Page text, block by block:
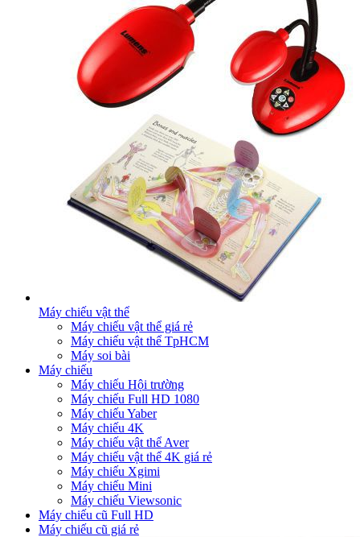
Máy chiếu vật thể
Máy chiếu vật thể giá rẻ
Máy chiếu vật thể TpHCM
Máy soi bài
Máy chiếu
Máy chiếu Hội trường
Máy chiếu Full HD 1080
Máy chiếu Yaber
Máy chiếu 4K
Máy chiếu vật thể Aver
Máy chiếu vật thể 4K giá rẻ
Máy chiếu Xgimi
Máy chiếu Mini
Máy chiếu Viewsonic
Máy chiếu cũ Full HD
Máy chiếu cũ giá rẻ